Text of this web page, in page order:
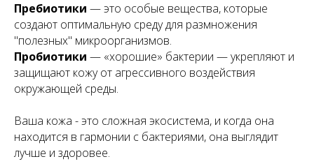
Пребиотики — это особые вещества, которые
создают оптимальную среду для размножения
"полезных" микроорганизмов.
Пробиотики — «хорошие» бактерии — укрепляют и
защищают кожу от агрессивного воздействия
окружающей среды.
Ваша кожа - это сложная экосистема, и когда она
находится в гармонии с бактериями, она выглядит
лучше и здоровее.